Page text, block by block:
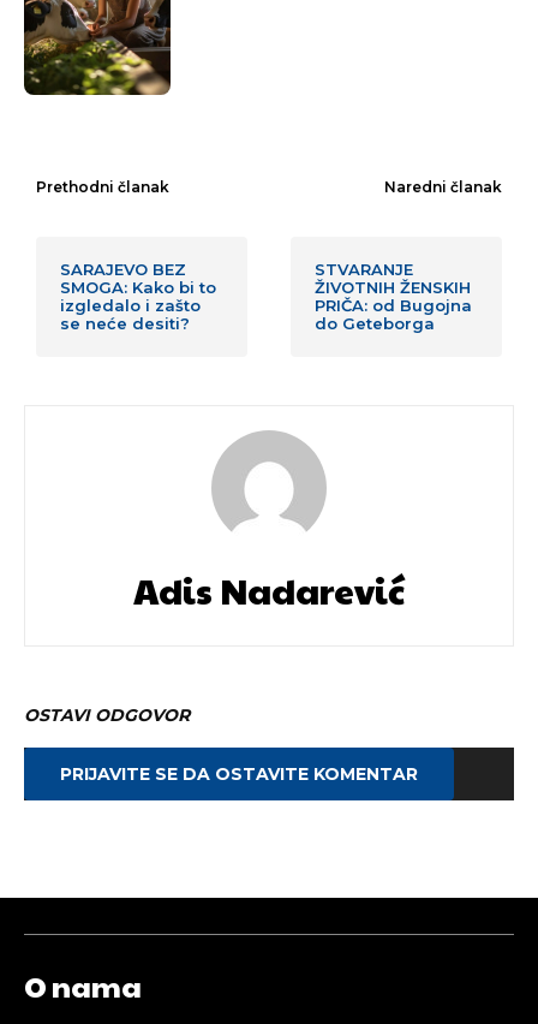
Prethodni članak
SARAJEVO BEZ
SMOGA: Kako bi to
izgledalo i zašto
se neće desiti?
Naredni članak
STVARANJE
ŽIVOTNIH ŽENSKIH
PRIČA: od Bugojna
do Geteborga
Adis Nadarević
OSTAVI ODGOVOR
PRIJAVITE SE DA OSTAVITE KOMENTAR
O nama